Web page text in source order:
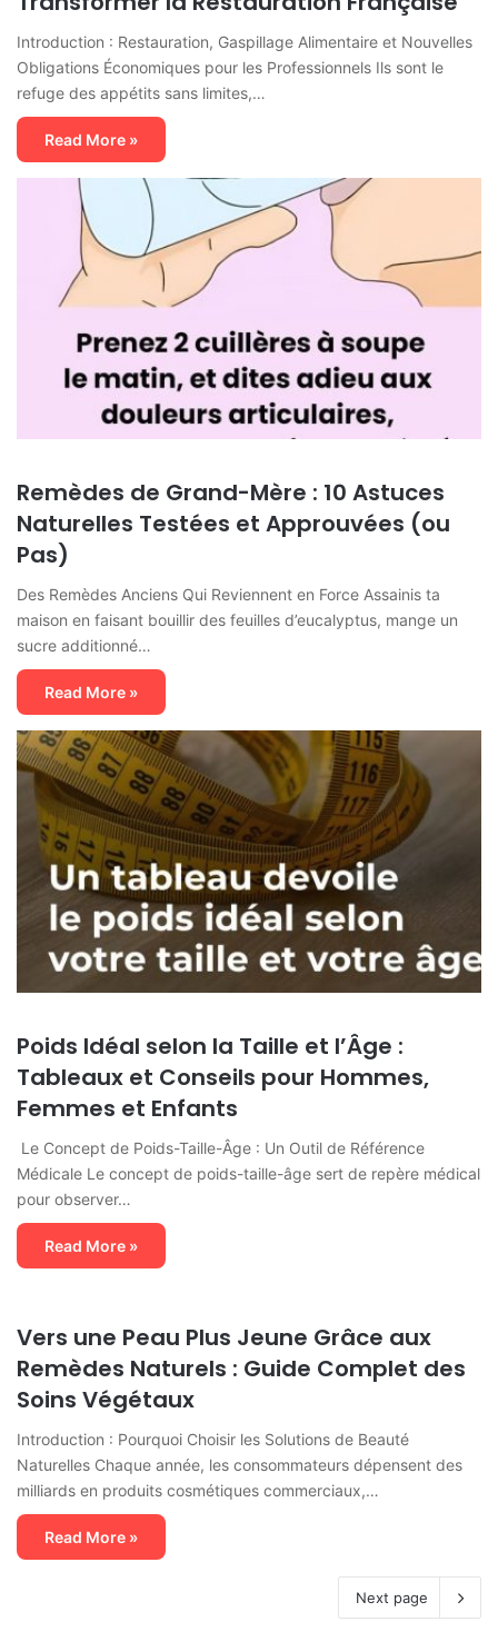
Introduction : Restauration, Gaspillage Alimentaire et Nouvelles
Obligations Économiques pour les Professionnels Ils sont le
refuge des appétits sans limites,…
Read More »
Remèdes de Grand-Mère : 10 Astuces
Naturelles Testées et Approuvées (ou
Pas)
Des Remèdes Anciens Qui Reviennent en Force Assainis ta
maison en faisant bouillir des feuilles d’eucalyptus, mange un
sucre additionné…
Read More »
Poids Idéal selon la Taille et l’Âge :
Tableaux et Conseils pour Hommes,
Femmes et Enfants
Le Concept de Poids-Taille-Âge : Un Outil de Référence
Médicale Le concept de poids-taille-âge sert de repère médical
pour observer…
Read More »
Vers une Peau Plus Jeune Grâce aux
Remèdes Naturels : Guide Complet des
Soins Végétaux
Introduction : Pourquoi Choisir les Solutions de Beauté
Naturelles Chaque année, les consommateurs dépensent des
milliards en produits cosmétiques commerciaux,…
Read More »
Next page